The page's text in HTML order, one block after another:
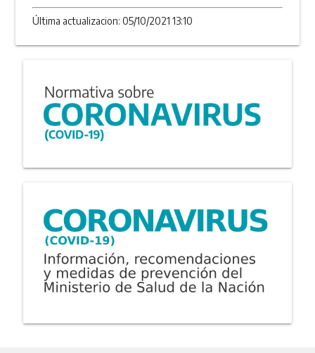
Última actualizacion: 05/10/2021 13:10